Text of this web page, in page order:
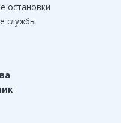
остановки
службы